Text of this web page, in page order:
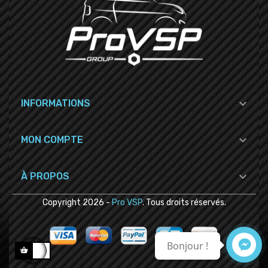
INFORMATIONS 
MON COMPTE 
À PROPOS 
Copyright2026-Pro VSP. Tous droits réservés.
Bonjour !